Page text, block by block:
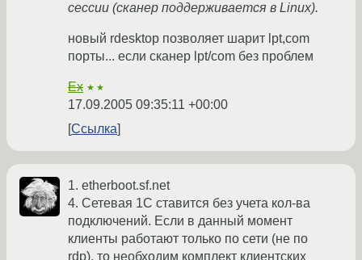
сессии (сканер поддерживается в Linux).
новый rdesktop позволяет шарит lpt,com
порты... если сканер lpt/com без проблем
Ex ★★
17.09.2005 09:35:11 +00:00
Ссылка
1. etherboot.sf.net
4. Сетевая 1С ставится без учета кол-ва
подключений. Если в данный момент
клиенты работают только по сети (не по
rdp), то необходим комплект клиентских